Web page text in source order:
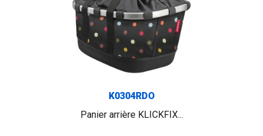
K0304RDO
Panier arrière KLICKFIX...